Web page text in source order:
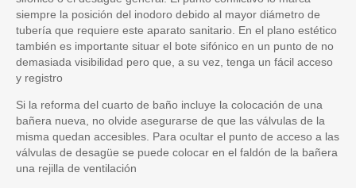
siempre la posición del inodoro debido al mayor diámetro de
tubería que requiere este aparato sanitario. En el plano estético
también es importante situar el bote sifónico en un punto de no
demasiada visibilidad pero que, a su vez, tenga un fácil acceso
y registro
Si la reforma del cuarto de baño incluye la colocación de una
bañera nueva, no olvide asegurarse de que las válvulas de la
misma quedan accesibles. Para ocultar el punto de acceso a las
válvulas de desagüe se puede colocar en el faldón de la bañera
una rejilla de ventilación